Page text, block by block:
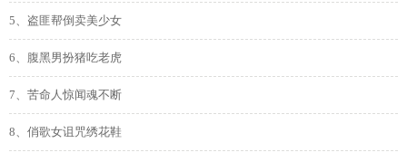
5、盗匪帮倒卖美少女
6、腹黑男扮猪吃老虎
7、苦命人惊闻魂不断
8、俏歌女诅咒绣花鞋